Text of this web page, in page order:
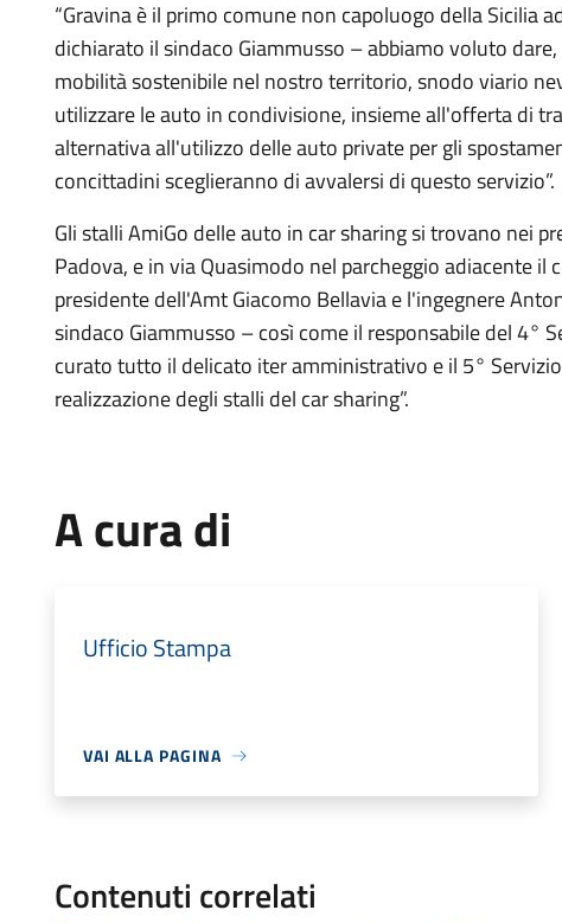
“Gravina è il primo comune non capoluogo della Sicilia
dichiarato il sindaco Giammusso – abbiamo voluto
mobilità sostenibile nel nostro territorio, snodo viario
utilizzare le auto in condivisione, insieme all'offerta di
alternativa all'utilizzo delle auto private per gli
concittadini sceglieranno di avvalersi di questo servizio”.
Gli stalli AmiGo delle auto in car sharing si trovano nei
Padova, e in via Quasimodo nel parcheggio adiacente il
presidente dell'Amt Giacomo Bellavia e l'ingegnere
sindaco Giammusso – così come il responsabile del 4°
curato tutto il delicato iter amministrativo e il 5°
realizzazione degli stalli del car sharing”.
A cura di
Ufficio Stampa
VAI ALLA PAGINA
Contenuti correlati